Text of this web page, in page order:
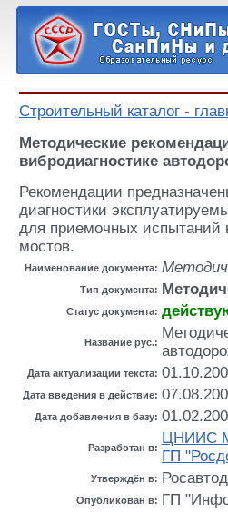
Строительный каталог -
Методические
вибродиагностике
Рекомендации
диагностики
для приемочных испытаний
мостов.
Наименование документа:
Тип документа:
Статус документа:
Название рус.:
Дата актуализации текста:
Дата введения в действие:
Дата добавления в базу:
Разработан в:
ЦНИИС
ГП
Утверждён в:
Опубликован в: ГП